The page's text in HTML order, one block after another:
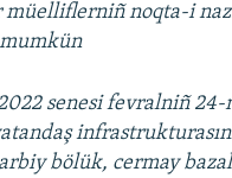
noqta-i
senesi fevralniñ 24-
bölük, cermay